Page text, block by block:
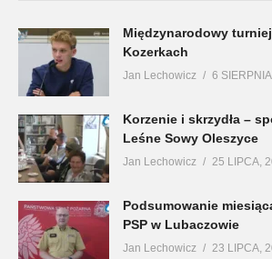
Międzynarodowy
Kozerkach
Jan Lechowicz 6
Korzenie i skrzydła –
Leśne Sowy Oleszyce
Jan Lechowicz 25 LIPCA,
Podsumowanie
PSP w Lubaczowie
Jan Lechowicz 23 LIPCA,